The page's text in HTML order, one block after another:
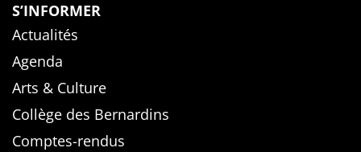
S’INFORMER
Actualités
Agenda
Arts & Culture
Collège des Bernardins
Comptes-rendus